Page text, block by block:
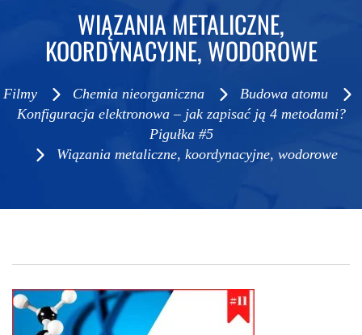
WIĄZANIA METALICZNE,
KOORDYNACYJNE, WODOROWE
Filmy Chemia nieorganiczna
Budowa atomu
Konfiguracja elektronowa – jak zapisać ją 4 metodami?
Pigułka #5
Wiązania metaliczne, koordynacyjne, wodorowe